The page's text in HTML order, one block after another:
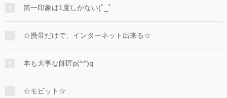
第一印象は1度しかない(ﾟ_ﾟ
☆携帯だけで、インターネット出来る☆
本も大事な師匠p(^^)q
☆モビット☆